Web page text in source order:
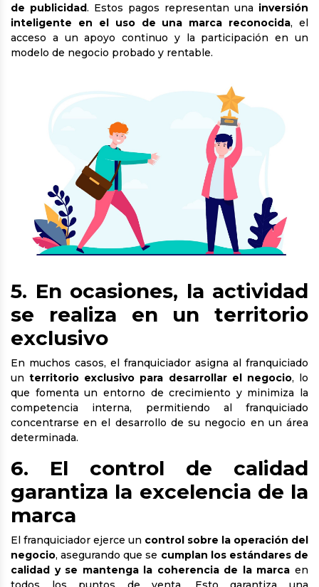
de publicidad. Estos pagos representan una inversión
inteligente en el uso de una marca reconocida, el
acceso a un apoyo continuo y la participación en un
modelo de negocio probado y rentable.
5. En ocasiones, la actividad
se realiza en un territorio
exclusivo
En muchos casos, el franquiciador asigna al franquiciado
unterritorio exclusivo para desarrollar el negocio, lo
que fomenta un entorno de crecimiento y minimiza la
competencia interna, permitiendo al franquiciado
concentrarse en el desarrollo de su negocio en un área
determinada.
6. El control de calidad
garantiza la excelencia de la
marca
El franquiciador ejerce un control sobre la operación del
negocio, asegurando que se cumplan los estándares de
calidad y se mantenga la coherencia de la marca en